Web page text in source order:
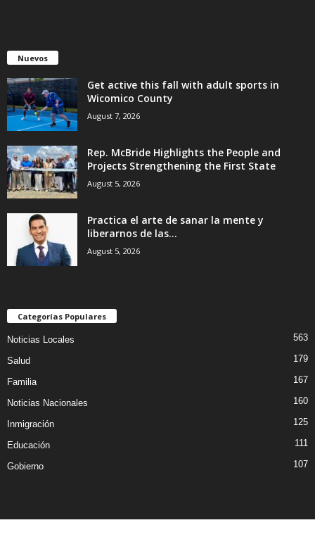
Nuevos
Get active this fall with adult sports in
Wicomico County
August 7, 2026
Rep. McBride Highlights the People and
Projects Strengthening the First State
August 5, 2026
Practica el arte de sanar la mente y
liberarnos de las...
August 5, 2026
Categorías Populares
Noticias Locales 563
Salud 179
Familia 167
Noticias Nacionales 160
Inmigración 125
Educación 111
Gobierno 107